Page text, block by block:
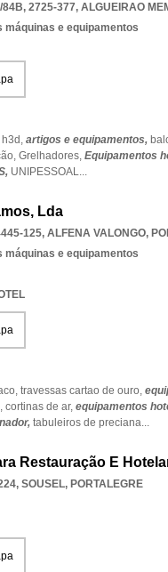
84B, 2725-377, ALGUEIRAO
e equipamentos
h3d, artigos e equipamentos,
Grelhadores, Equipamentos
UNIPESSOAL...
Lda
125, ALFENA VALONGO,
e equipamentos
travessas cartao de ouro,
cortinas de ar, equipamentos
tabuleiros de preciana...
Restauração E
, SOUSEL, PORTALEGRE